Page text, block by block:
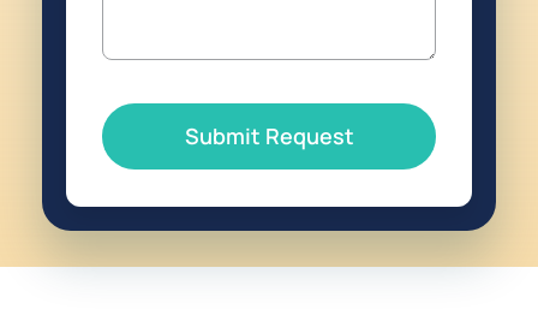
Submit Request